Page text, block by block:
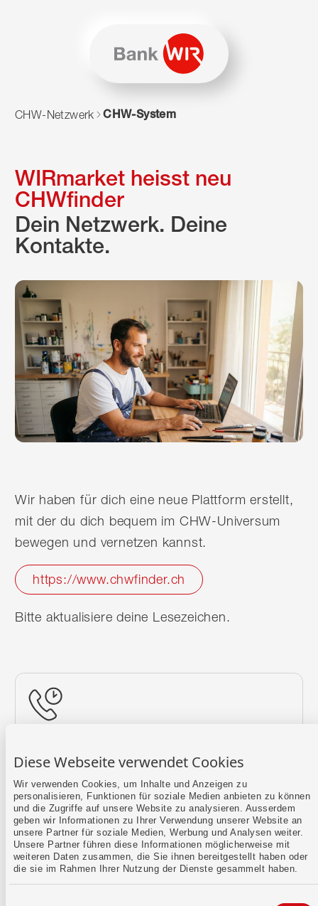
Diese Webseite verwendet Cookies
Wir verwenden Cookies, um Inhalte und Anzeigen zu
personalisieren, Funktionen für soziale Medien anbieten zu können
und die Zugriffe auf unsere Website zu analysieren. Ausserdem
geben wir Informationen zu Ihrer Verwendung unserer Website an
unsere Partner für soziale Medien, Werbung und Analysen weiter.
Unsere Partner führen diese Informationen möglicherweise mit
weiteren Daten zusammen, die Sie ihnen bereitgestellt haben oder
die sie im Rahmen Ihrer Nutzung der Dienste gesammelt haben.
Zum Navigieren dieser Seite wird JavaScript benötigt.
CHW-Netzwerk CHW-System
WIRmarket heisst neu
CHWfinder
Dein Netzwerk. Deine
Kontakte.
Wir haben für dich eine neue Plattform erstellt,
mit der du dich bequem im CHW-Universum
bewegen und vernetzen kannst.
https://www.chwfinder.ch
Bitte aktualisiere deine Lesezeichen.
Mehr erfahren